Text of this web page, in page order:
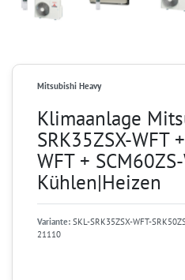
Mitsubishi Heavy
Klimaanlage
SRK35ZSX-WFT
WFT +
Kühlen|Heizen
Variante: SKL-SRK35ZSX-WFT-
21110